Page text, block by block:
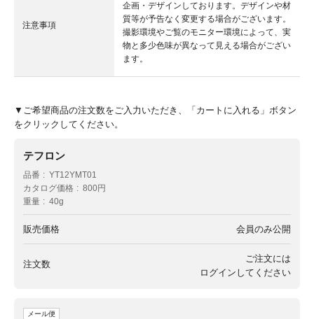
注意事項
企画・デザインしております。デザインや材
質等が予告なく変更する場合がございます。
撮影環境やご覧のモニター環境によって、実
物と多少色味が異なって見える場合がござい
ます。
▼ご希望商品の注文数をご入力いただき、「カートに入れる」ボタン
をクリックしてください。
テフロン
品番
YT12YMT01
カタログ価格
800円
重量
40g
販売価格 会員のみ公開
注文数
ご注文には
ログイン してください
メール便